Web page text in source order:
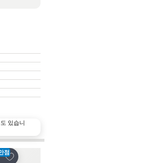
있습니
점
즐겨찾기에 추가